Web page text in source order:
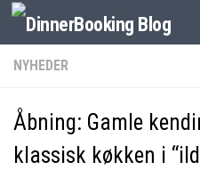
NYHEDER
Åbning: Gamle
klassisk køkken i